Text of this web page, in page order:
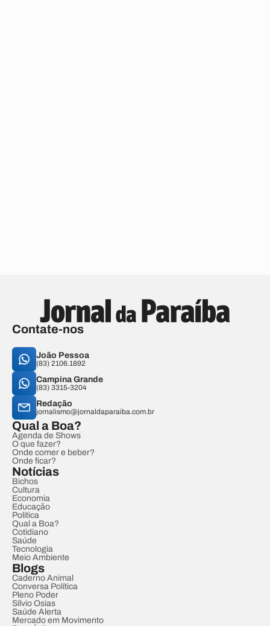
Contate-nos
João Pessoa
(83) 2106.1892
Campina Grande
(83) 3315-3204
Redação
jornalismo@jornaldaparaiba.com.br
Qual a Boa?
Agenda de Shows
O que fazer?
Onde comer e beber?
Onde ficar?
Notícias
Bichos
Cultura
Economia
Educação
Política
Qual a Boa?
Cotidiano
Saúde
Tecnologia
Meio Ambiente
Blogs
Caderno Animal
Conversa Política
Pleno Poder
Sílvio Osias
Saúde Alerta
Mercado em Movimento